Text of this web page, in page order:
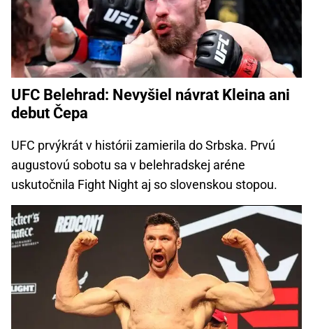
UFC Belehrad: Nevyšiel návrat Kleina ani
debut Čepa
UFC prvýkrát v histórii zamierila do Srbska. Prvú
augustovú sobotu sa v belehradskej aréne
uskutočnila Fight Night aj so slovenskou stopou.